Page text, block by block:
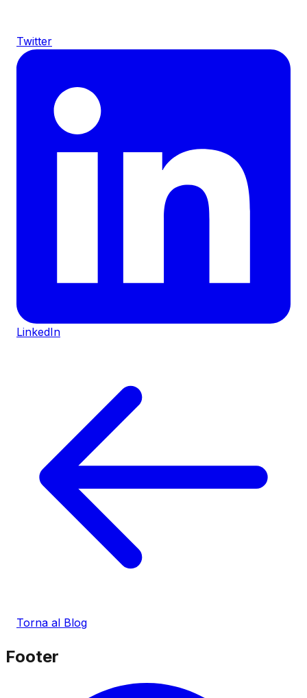
Twitter
LinkedIn
Torna al Blog
Footer